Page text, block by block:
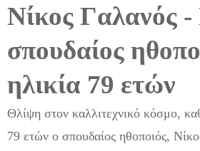
Νίκος Γαλανός
σπουδαίος
ηλικία 79 ετών
Θλίψη στον καλλιτεχνικό κόσμο,
79 ετών ο σπουδαίος ηθοποιός,